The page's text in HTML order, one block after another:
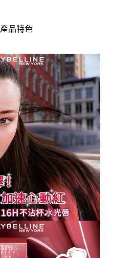
產品特色